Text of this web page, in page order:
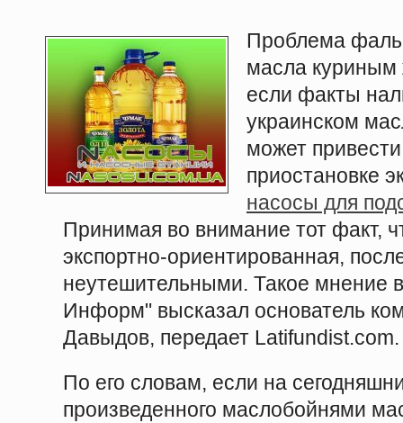
Проблема
масла куриным
если факты
украинском
может
приостановке
насосы для
Принимая во внимание тот факт,
экспортно-ориентированная,
неутешительными. Такое мнение
Информ" высказал основатель
Давыдов, передает Latifundist.com.
По его словам, если на
произведенного маслобойнями